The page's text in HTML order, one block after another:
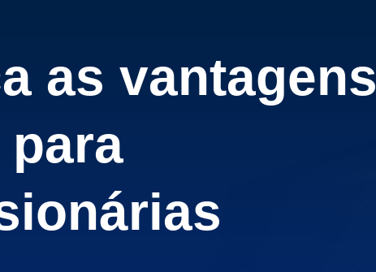
as vantagens
para